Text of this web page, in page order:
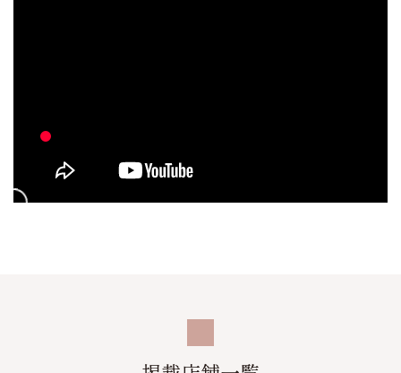
ご自身のペースでのびのび稼げるのが
当店の自慢ポイントです☆